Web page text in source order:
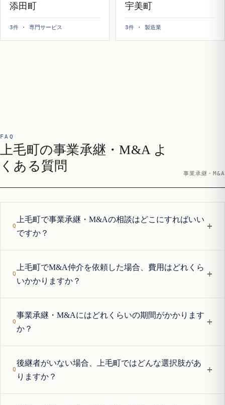
添田町
3件 · 専門サービス
宇美町
3件 · 製造業
FAQ
上毛町の事業承継・M&A よ
くある質問
事業承継・M&A
上毛町で事業承継・M&Aの相談はどこにすればいい
ですか？
+
上毛町でM&A仲介を依頼した場合、費用はどれくら
いかかりますか？
+
事業承継・M&Aにはどれくらいの期間がかかります
か？
+
後継者がいない場合、上毛町ではどんな選択肢があ
りますか？
+